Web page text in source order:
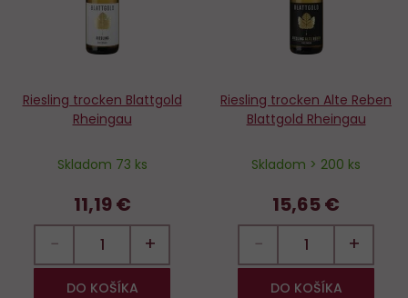
Riesling trocken Blattgold
Rheingau
Skladom 73 ks
11,19 €
− +
DO KOŠÍKA
Riesling trocken Alte Reben
Blattgold Rheingau
Skladom > 200 ks
15,65 €
− +
DO KOŠÍKA